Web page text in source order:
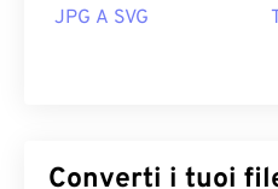
JPG A SVG
Converti i tuoi file JXL in